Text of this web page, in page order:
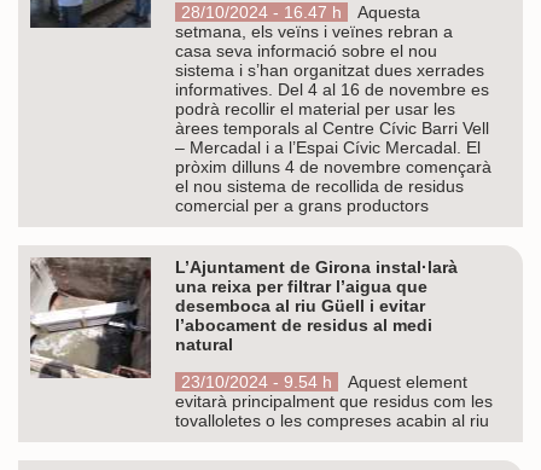
28/10/2024 - 16.47 h
Aquesta
setmana, els veïns i veïnes rebran a
casa seva informació sobre el nou
sistema i s’han organitzat dues xerrades
informatives. Del 4 al 16 de novembre es
podrà recollir el material per usar les
àrees temporals al Centre Cívic Barri Vell
– Mercadal i a l’Espai Cívic Mercadal. El
pròxim dilluns 4 de novembre començarà
el nou sistema de recollida de residus
comercial per a grans productors
L’Ajuntament de Girona instal·larà
una reixa per filtrar l’aigua que
desemboca al riu Güell i evitar
l’abocament de residus al medi
natural
23/10/2024 - 9.54 h
Aquest element
evitarà principalment que residus com les
tovalloletes o les compreses acabin al riu